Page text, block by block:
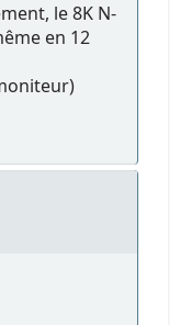
le 8K N-
en 12